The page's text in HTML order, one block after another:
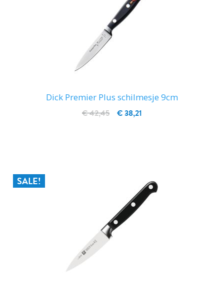
Dick Premier Plus schilmesje 9cm
€ 38,21
€ 42,45
SALE!